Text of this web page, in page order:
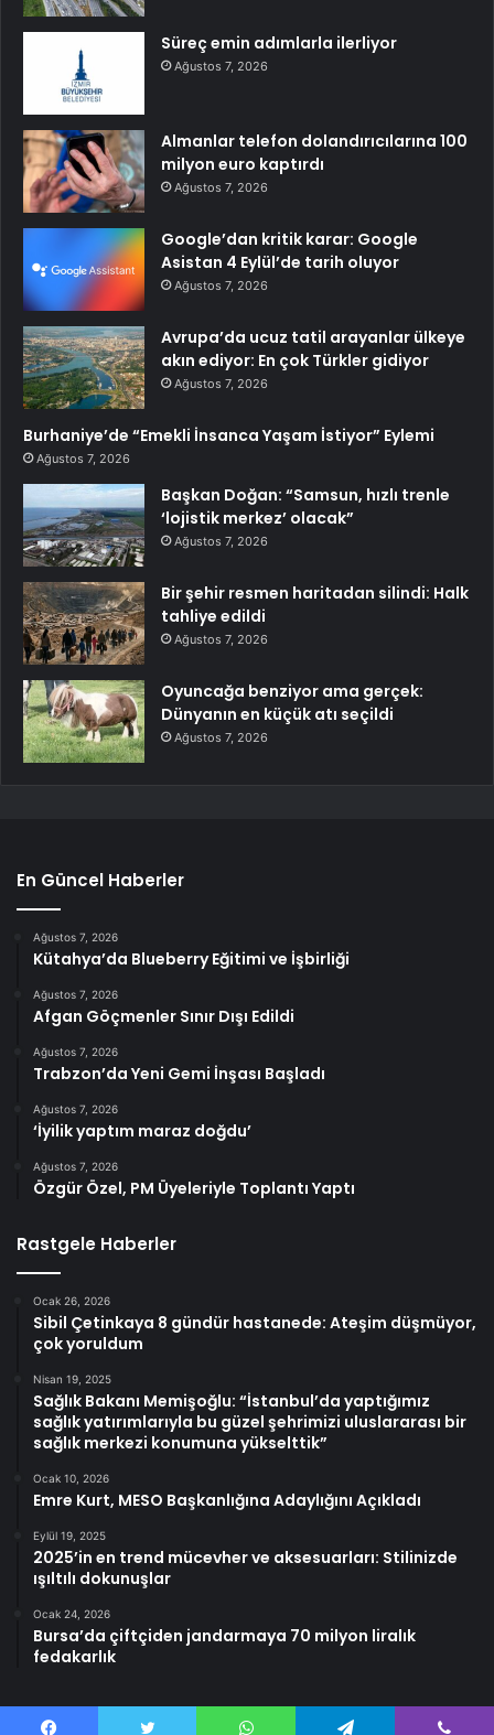
Süreç emin adımlarla ilerliyor
Ağustos 7, 2026
Almanlar telefon dolandırıcılarına 100
milyon euro kaptırdı
Ağustos 7, 2026
Google’dan kritik karar: Google
Asistan 4 Eylül’de tarih oluyor
Ağustos 7, 2026
Avrupa’da ucuz tatil arayanlar ülkeye
akın ediyor: En çok Türkler gidiyor
Ağustos 7, 2026
Burhaniye’de “Emekli İnsanca Yaşam İstiyor” Eylemi
Ağustos 7, 2026
Başkan Doğan: “Samsun, hızlı trenle
‘lojistik merkez’ olacak”
Ağustos 7, 2026
Bir şehir resmen haritadan silindi: Halk
tahliye edildi
Ağustos 7, 2026
Oyuncağa benziyor ama gerçek:
Dünyanın en küçük atı seçildi
Ağustos 7, 2026
En Güncel Haberler
Ağustos 7, 2026
Kütahya’da Blueberry Eğitimi ve İşbirliği
Ağustos 7, 2026
Afgan Göçmenler Sınır Dışı Edildi
Ağustos 7, 2026
Trabzon’da Yeni Gemi İnşası Başladı
Ağustos 7, 2026
‘İyilik yaptım maraz doğdu’
Ağustos 7, 2026
Özgür Özel, PM Üyeleriyle Toplantı Yaptı
Rastgele Haberler
Ocak 26, 2026
Sibil Çetinkaya 8 gündür hastanede: Ateşim düşmüyor,
çok yoruldum
Nisan 19, 2025
Sağlık Bakanı Memişoğlu: “İstanbul’da yaptığımız
sağlık yatırımlarıyla bu güzel şehrimizi uluslararası bir
sağlık merkezi konumuna yükselttik”
Ocak 10, 2026
Emre Kurt, MESO Başkanlığına Adaylığını Açıkladı
Eylül 19, 2025
2025’in en trend mücevher ve aksesuarları: Stilinizde
ışıltılı dokunuşlar
Ocak 24, 2026
Bursa’da çiftçiden jandarmaya 70 milyon liralık
fedakarlık